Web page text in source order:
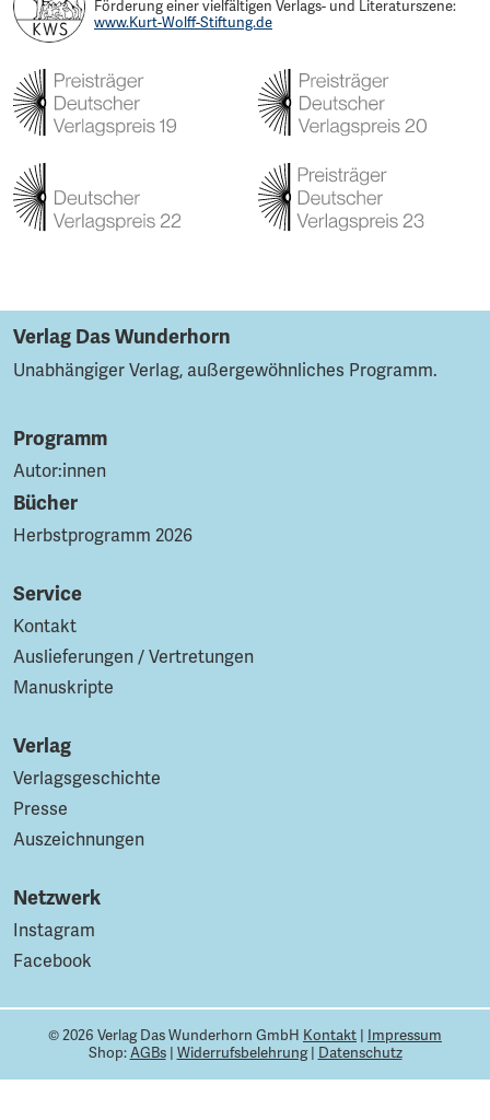
Förderung einer vielfältigen Verlags- und Literaturszene:
www.Kurt-Wolff-Stiftung.de
Verlag Das Wunderhorn
Unabhängiger Verlag, außergewöhnliches Programm.
Programm
Autor:innen
Bücher
Herbstprogramm 2026
Service
Kontakt
Auslieferungen / Vertretungen
Manuskripte
Verlag
Verlagsgeschichte
Presse
Auszeichnungen
Netzwerk
Instagram
Facebook
© 2026 Verlag Das Wunderhorn GmbH Kontakt | Impressum
Shop:AGBs| Widerrufsbelehrung| Datenschutz